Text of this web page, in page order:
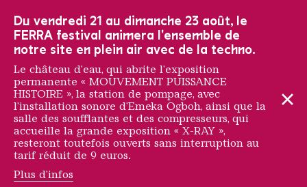
Du vendredi 21 au dimanche 23 août, le
FERRA festival animera l'ensemble de
notre site en plein air avec de la techno.
Le château d'eau, qui abrite l'exposition
permanente « MOUVEMENT PUISSANCE
HISTOIRE », la station de pompage, avec
l'installation sonore d'Emeka Ogboh, ainsi que la
salle des soufflantes et des compresseurs, qui
accueille la grande exposition « X-RAY »,
resteront toutefois ouverts sans interruption au
tarif réduit de 9 euros.
Plus d'infos